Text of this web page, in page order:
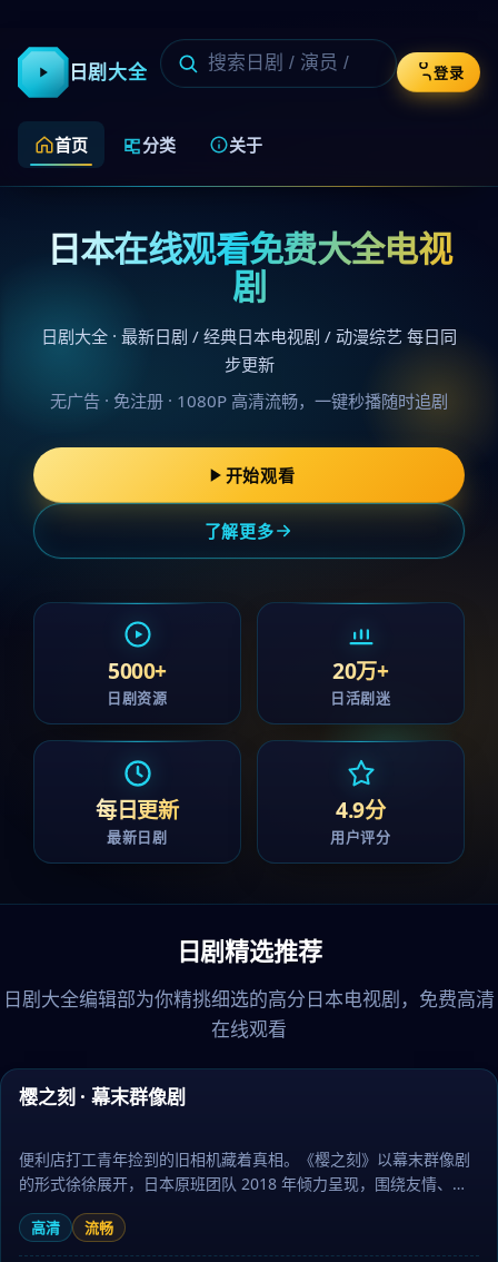
日剧大全
首页 分类 关于
登录
日本在线观看免费大全电视
剧
日剧大全 · 最新日剧 / 经典日本电视剧 / 动漫综艺 每日同
步更新
无广告 · 免注册 · 1080P 高清流畅，一键秒播随时追剧
开始观看
了解更多
5000+
日剧资源
20万+
日活剧迷
每日更新
最新日剧
4.9分
用户评分
日剧精选推荐
日剧大全编辑部为你精挑细选的高分日本电视剧，免费高清
在线观看
精选
樱之刻 · 幕末群像剧
便利店打工青年捡到的旧相机藏着真相。《樱之刻》以幕末群像剧
的形式徐徐展开，日本原班团队 2018 年倾力呈现，围绕友情、梦
想与坚持层层推进，作为冒险题材，节奏张弛有度、伏笔环环相
扣。日剧大全提供高清完整版日本电视剧免费在线观看。
高清 流畅